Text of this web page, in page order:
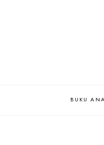
BUKU